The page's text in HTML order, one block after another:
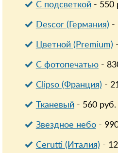
С подсветкой- 550
Descor (Германия) -
Цветной (Premium) -
С фотопечатью-
Clipso (Франция) -
Тканевый- 560руб.
Звездное небо-
Cerutti (Италия) -